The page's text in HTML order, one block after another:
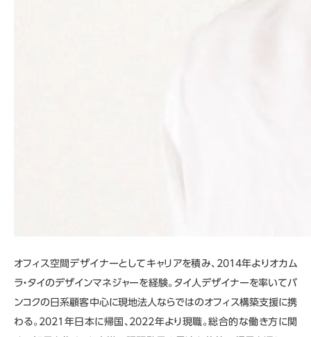
オフィス空間デザイナーとしてキャリアを積み、2014年よりオカム
ラ・タイのデザインマネジャーを経験。タイ人デザイナーを率いてバ
ンコクの日系顧客中心に現地法人ならではのオフィス構築支援に携
わる。2021年日本に帰国、2022年より現職。総合的な働き方に関